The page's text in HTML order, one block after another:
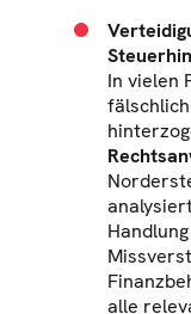
In vielen
alle